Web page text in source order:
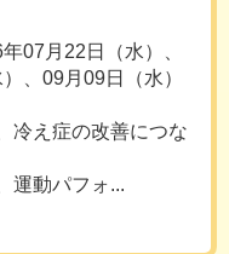
07月22日（水）、
、09月09日（水）
冷え症の改善につな
運動パフォ...